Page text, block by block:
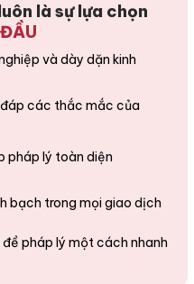
là sự lựa chọn
và dày dặn kinh
các thắc mắc của
pháp lý toàn diện
bạch trong mọi giao dịch
pháp lý một cách nhanh